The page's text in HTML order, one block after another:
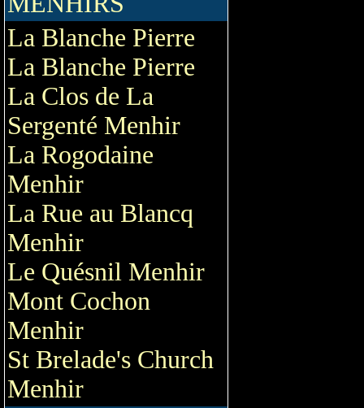
La Blanche Pierre
La Blanche Pierre
La Clos de La
Sergenté Menhir
La Rogodaine
Menhir
La Rue au Blancq
Menhir
Le Quésnil Menhir
Mont Cochon
Menhir
St Brelade's Church
Menhir